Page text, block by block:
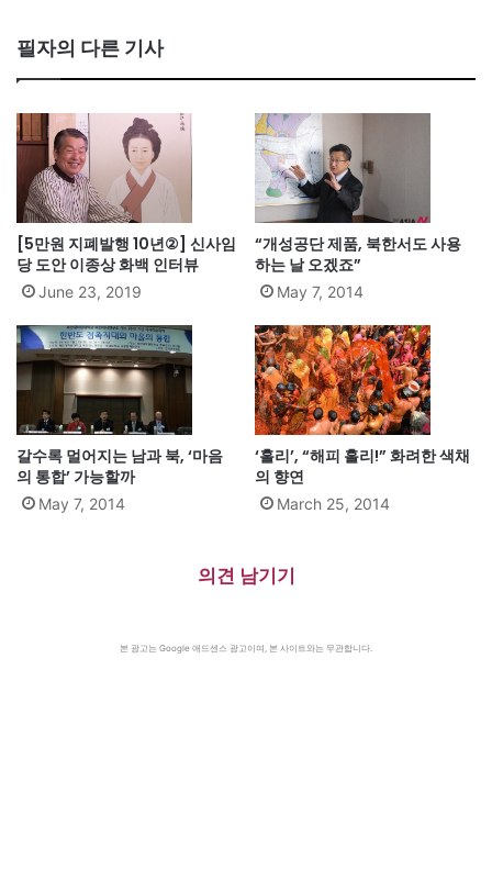
필자의 다른 기사
[5만원 지폐발행 10년②] 신사임
당 도안 이종상 화백 인터뷰
June 23, 2019
“개성공단 제품, 북한서도 사용
하는 날 오겠죠”
May 7, 2014
갈수록 멀어지는 남과 북, ‘마음
의 통합’ 가능할까
May 7, 2014
‘홀리’, “해피 홀리!” 화려한 색채
의 향연
March 25, 2014
의견 남기기
본 광고는 Google 애드센스 광고이며, 본 사이트와는 무관합니다.